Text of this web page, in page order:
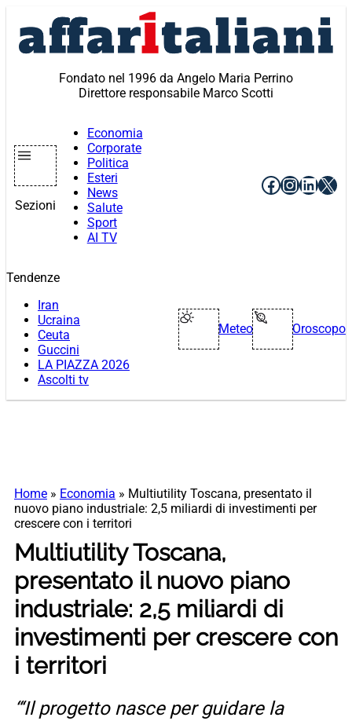
contenuto
Fondato nel 1996 da Angelo Maria Perrino
Direttore responsabile Marco Scotti
Sezioni
Economia
Corporate
Politica
Esteri
News
Salute
Sport
AI TV
Facebook
X
Tendenze
Iran
Ucraina
Ceuta
Guccini
LA PIAZZA 2026
Ascolti tv
Meteo Oroscopo
Home » Economia » Multiutility Toscana, presentato il
nuovo piano industriale: 2,5 miliardi di investimenti per
crescere con i territori
Multiutility Toscana,
presentato il nuovo piano
industriale: 2,5 miliardi di
investimenti per crescere con
i territori
“‘Il progetto nasce per guidare la